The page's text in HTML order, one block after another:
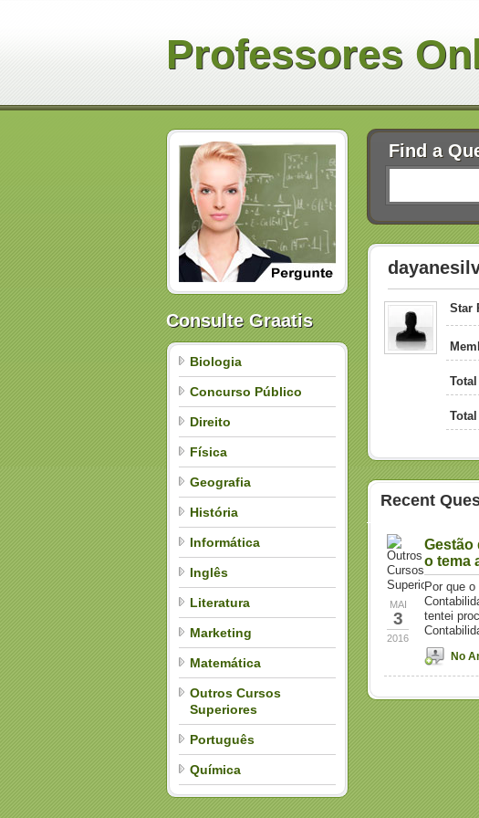
Professores
Consulte Graatis
Biologia
Concurso Público
Direito
Física
Geografia
História
Informática
Inglês
Literatura
Marketing
Matemática
Outros Cursos
Superiores
Português
Química
Find a
Star
Recent
Outros
Cursos
Superiores">
MAI
3
2016
Gestão
o tema
Por que
tentei
No